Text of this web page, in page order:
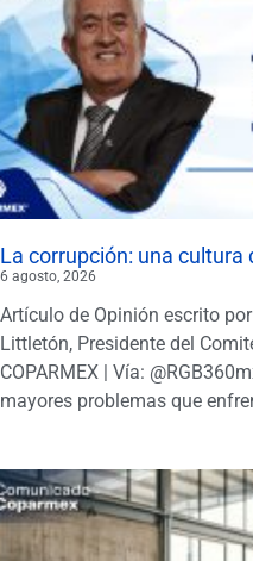
La corrupción: una cultura
6 agosto, 2026
Artículo de Opinión escrito
Littletón, Presidente del
COPARMEX | Vía:
mayores problemas que